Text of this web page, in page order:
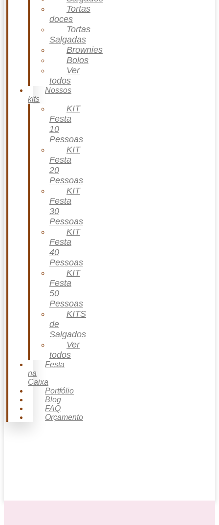
Tortas
doces
Tortas
Salgadas
Brownies
Bolos
Ver
todos
Nossos
kits
KIT
Festa
10
Pessoas
KIT
Festa
20
Pessoas
KIT
Festa
30
Pessoas
KIT
Festa
40
Pessoas
KIT
Festa
50
Pessoas
KITS
de
Salgados
Ver
todos
Festa
na
Caixa
Portfólio
Blog
FAQ
Orçamento